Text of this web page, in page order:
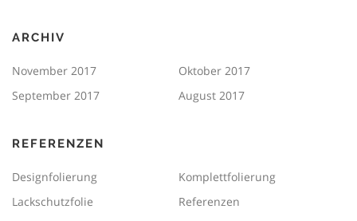
ARCHIV
November 2017
Oktober 2017
September 2017
August 2017
REFERENZEN
Designfolierung
Komplettfolierung
Lackschutzfolie
Referenzen